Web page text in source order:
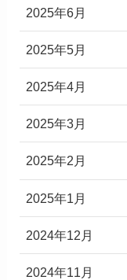
2025年6月
2025年5月
2025年4月
2025年3月
2025年2月
2025年1月
2024年12月
2024年11月